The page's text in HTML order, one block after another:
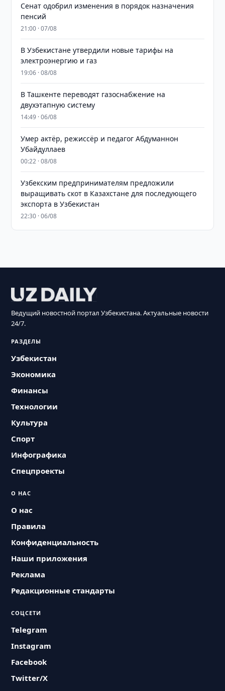
Сенат одобрил изменения в порядок назначения
пенсий
21:00 · 07/08
В Узбекистане утвердили новые тарифы на
электроэнергию и газ
19:06 · 08/08
В Ташкенте переводят газоснабжение на
двухэтапную систему
14:49 · 06/08
Умер актёр, режиссёр и педагог Абдуманнон
Убайдуллаев
00:22 · 08/08
Узбекским предпринимателям предложили
выращивать скот в Казахстане для последующего
экспорта в Узбекистан
22:30 · 06/08
Ведущий новостной портал Узбекистана. Актуальные новости
24/7.
РАЗДЕЛЫ
Узбекистан
Экономика
Финансы
Технологии
Культура
Спорт
Инфографика
Спецпроекты
О НАС
О нас
Правила
Конфиденциальность
Наши приложения
Реклама
Редакционные стандарты
СОЦСЕТИ
Telegram
Instagram
Facebook
Twitter/X